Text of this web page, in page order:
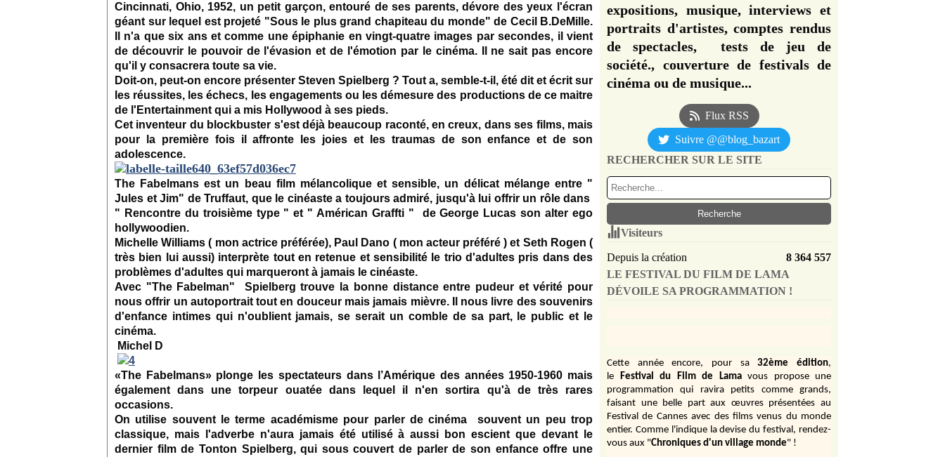
Cincinnati, Ohio, 1952, un petit garçon, entouré de ses parents, dévore des yeux l'écran
géant sur lequel est projeté "Sous le plus grand chapiteau du monde" de Cecil B.DeMille.
Il n'a que six ans et comme une épiphanie en vingt-quatre images par secondes, il vient
de découvrir le pouvoir de l'évasion et de l'émotion par le cinéma. Il ne sait pas encore
qu'il y consacrera toute sa vie.
Doit-on, peut-on encore présenter Steven Spielberg ? Tout a, semble-t-il, été dit et écrit sur
les réussites, les échecs, les engagements ou les démesure des productions de ce maitre
de l'Entertainment qui a mis Hollywood à ses pieds.
Cet inventeur du blockbuster s'est déjà beaucoup raconté, en creux, dans ses films, mais
pour la première fois il affronte les joies et les traumas de son enfance et de son
adolescence.
The Fabelmans est un beau film mélancolique et sensible, un délicat mélange entre "
Jules et Jim" de Truffaut, que le cinéaste a toujours admiré, jusqu'à lui offrir un rôle dans
" Rencontre du troisième type " et " Américan Graffti " de George Lucas son alter ego
hollywoodien.
Michelle Williams ( mon actrice préférée), Paul Dano ( mon acteur préféré ) et Seth Rogen (
très bien lui aussi) interprète tout en retenue et sensibilité le trio d'adultes pris dans des
problèmes d'adultes qui marqueront à jamais le cinéaste.
Avec "The Fabelman" Spielberg trouve la bonne distance entre pudeur et vérité pour
nous offrir un autoportrait tout en douceur mais jamais mièvre. Il nous livre des souvenirs
d'enfance intimes qui n'oublient jamais, se serait un comble de sa part, le public et le
cinéma.
Michel D
«The Fabelmans» plonge les spectateurs dans l’Amérique des années 1950-1960 mais
également dans une torpeur ouatée dans lequel il n'en sortira qu'à de très rares
occasions.
On utilise souvent le terme académisme pour parler de cinéma souvent un peu trop
classique, mais l'adverbe n'aura jamais été utilisé à aussi bon escient que devant le
dernier film de Tonton Spielberg, qui sous couvert de parler de son enfance offre une
expositions, musique, interviews et
portraits d'artistes, comptes rendus
de spectacles, tests de jeu de
société., couverture de festivals de
cinéma ou de musique...
Flux RSS
Suivre @@blog_bazart
RECHERCHER SUR LE SITE
Visiteurs
Depuis la création
8 364 557
LE FESTIVAL DU FILM DE LAMA
DÉVOILE SA PROGRAMMATION !
Cette année encore, pour sa 32ème édition,
le Festival du Film de Lama vous propose une
programmation qui ravira petits comme grands,
faisant une belle part aux œuvres présentées au
Festival de Cannes avec des films venus du monde
entier. Comme l'indique la devise du festival, rendez-
vous aux "Chroniques d'un village monde" !